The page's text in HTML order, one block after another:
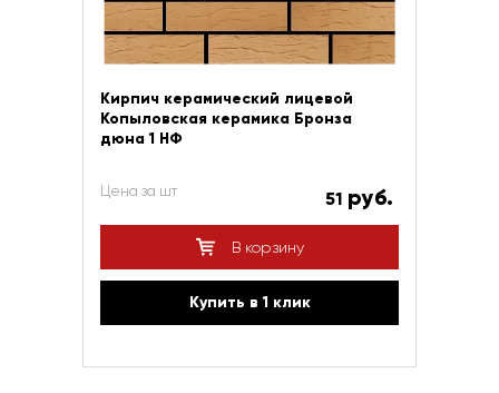
Кирпич керамический лицевой
Копыловская керамика Бронза
дюна 1 НФ
Цена за шт 51 руб.
В корзину
Купить в 1 клик